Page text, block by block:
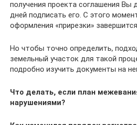
получения проекта соглашения Вы
дней подписать его. С этого
оформления «прирезки»
Но чтобы точно определить,
земельный участок для такой
подробно изучить документы на
Что делать, если план
нарушениями?